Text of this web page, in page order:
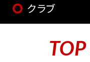
クラブ